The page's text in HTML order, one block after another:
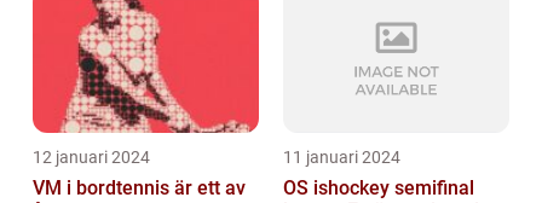
12 januari 2024
VM i bordtennis är ett av
11 januari 2024
OS ishockey semifinal